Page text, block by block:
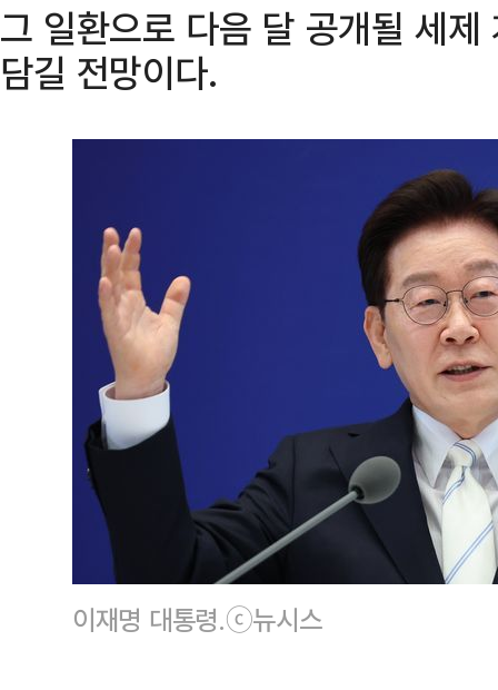
그 일환으로 다음 달 공개될 세
담길 전망이다.
이재명 대통령.ⓒ뉴시스